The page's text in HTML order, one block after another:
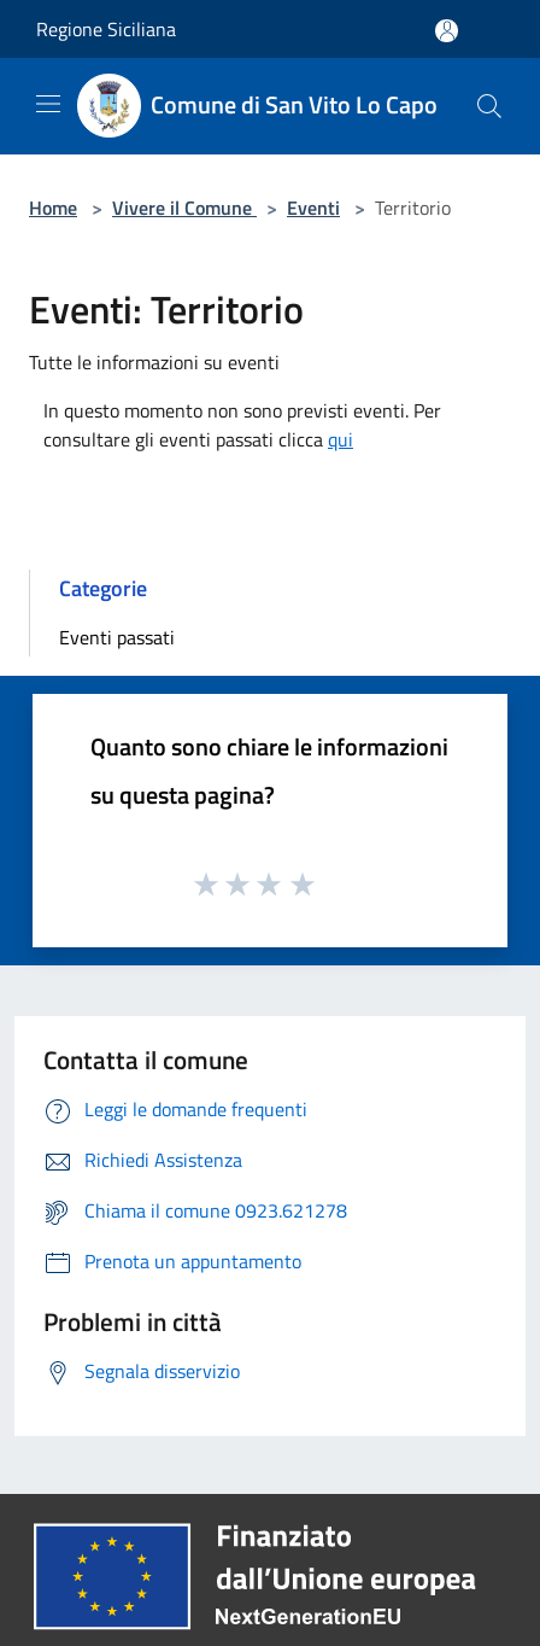
Regione Siciliana
Comune di San Vito Lo Capo
Home > Vivere il Comune > Eventi > Territorio
Eventi: Territorio
Tutte le informazioni su eventi
In questo momento non sono previsti eventi. Per
consultare gli eventi passati cliccaqui
Categorie
Eventi passati
Quanto sono chiare le informazioni
su questa pagina?
Contatta il comune
Leggi le domande frequenti
Richiedi Assistenza
Chiama il comune 0923.621278
Prenota un appuntamento
Problemi in città
Segnala disservizio